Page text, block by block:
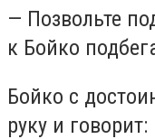
— Позвольте
к Бойко
Бойко с
руку и говорит: